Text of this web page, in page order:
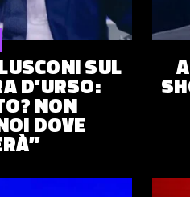
riservati.
€10.000,00 i.v.
SUL
D’URSO:
NON
DOVE